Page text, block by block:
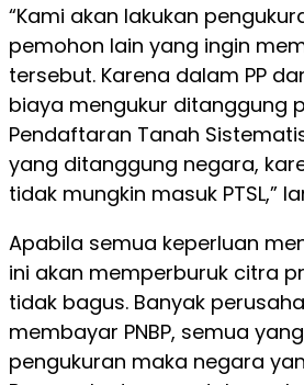
“Kami akan lakukan
pemohon lain yang ingin
tersebut. Karena dalam PP
biaya mengukur ditanggung
Pendaftaran Tanah
yang ditanggung negara,
tidak mungkin masuk PTSL,”
Apabila semua keperluan
ini akan memperburuk citra
tidak bagus. Banyak
membayar PNBP, semua
pengukuran maka negara